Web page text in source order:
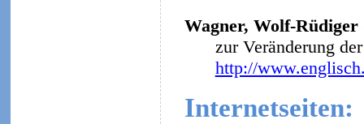
Wagner, Wolf-
zur Veränderung
http://
Internetseiten: